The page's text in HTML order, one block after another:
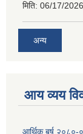
मिति: 06/17/
अन्य
आय व्यय
आर्थिक बर्ष २०८०-